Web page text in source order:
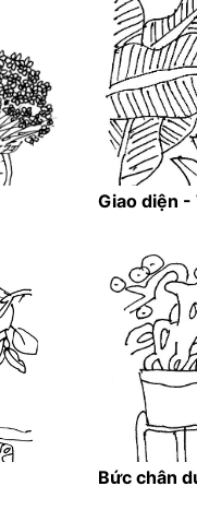
Giao diện -
Bức chân